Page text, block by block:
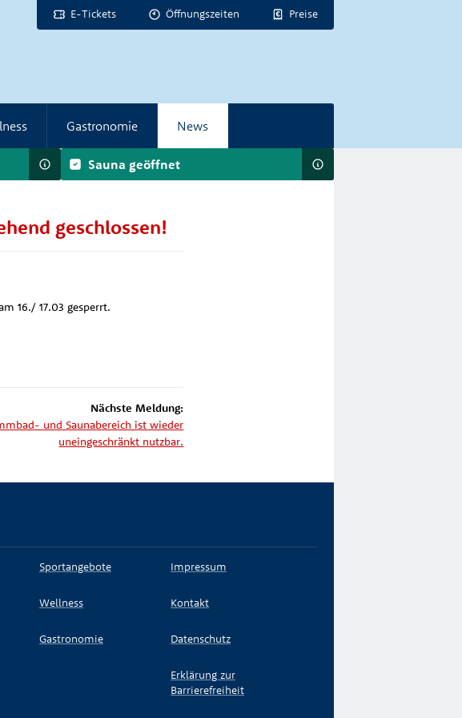
E-Tickets Öffnungszeiten Preise
Gastronomie News
Sauna geöffnet
geschlossen!
16./ 17.03 gesperrt.
Nächste Meldung:
und Saunabereich ist wieder
uneingeschränkt nutzbar.
Sportangebote
Wellness
Gastronomie
Impressum
Kontakt
Datenschutz
Erklärung zur
Barrierefreiheit